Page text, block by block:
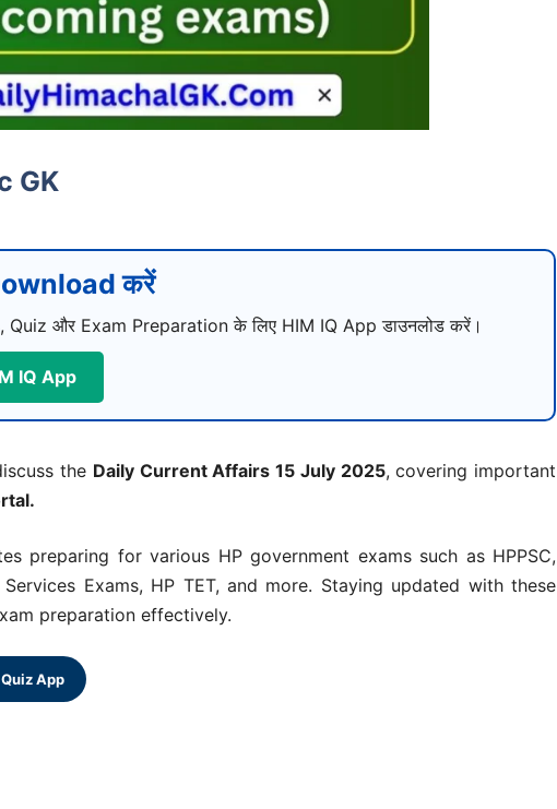
GK
करें
और Exam Preparation के लिए HIM IQ App डाउनलोड करें।
IQ App
the Daily Current Affairs 15 July 2025, covering important
preparing for various HP government exams such as HPPSC,
Exams, HP TET, and more. Staying updated with these
preparation effectively.
App